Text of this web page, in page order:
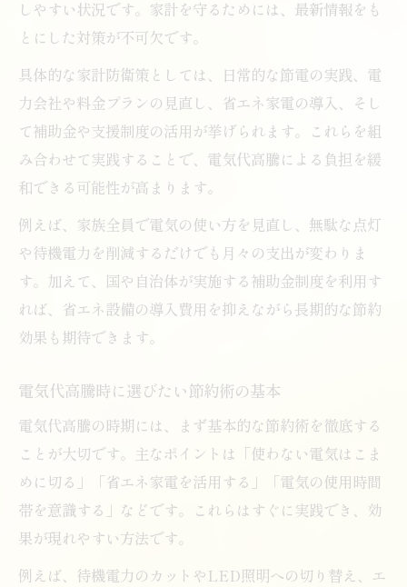
しやすい状況です。家計を守るためには、最新情報をも
とにした対策が不可欠です。
具体的な家計防衛策としては、日常的な節電の実践、電
力会社や料金プランの見直し、省エネ家電の導入、そし
て補助金や支援制度の活用が挙げられます。これらを組
み合わせて実践することで、電気代高騰による負担を緩
和できる可能性が高まります。
例えば、家族全員で電気の使い方を見直し、無駄な点灯
や待機電力を削減するだけでも月々の支出が変わりま
す。加えて、国や自治体が実施する補助金制度を利用す
れば、省エネ設備の導入費用を抑えながら長期的な節約
効果も期待できます。
電気代高騰時に選びたい節約術の基本
電気代高騰の時期には、まず基本的な節約術を徹底する
ことが大切です。主なポイントは「使わない電気はこま
めに切る」「省エネ家電を活用する」「電気の使用時間
帯を意識する」などです。これらはすぐに実践でき、効
果が現れやすい方法です。
例えば、待機電力のカットやLED照明への切り替え、エ